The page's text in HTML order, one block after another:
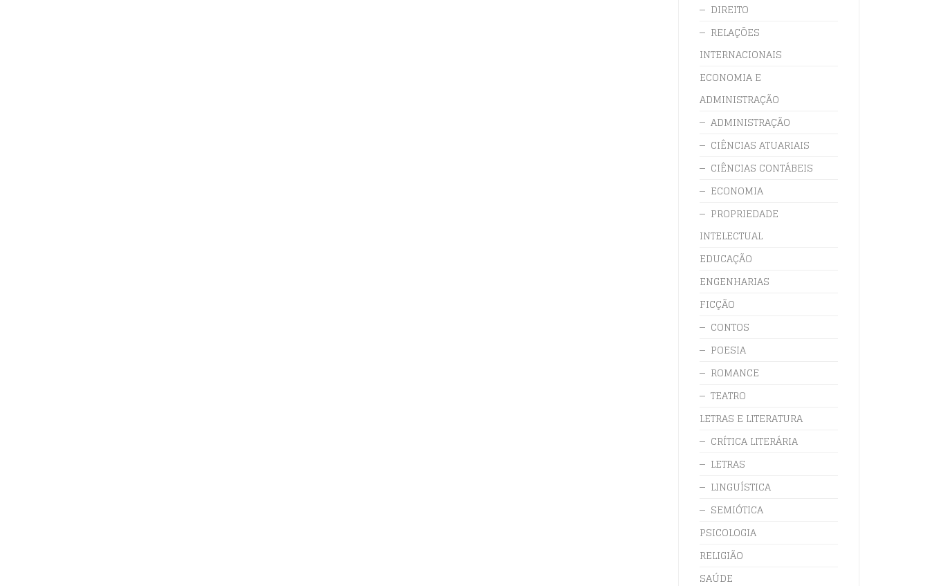
DIREITO
RELAÇÕES
INTERNACIONAIS
ECONOMIA E
ADMINISTRAÇÃO
ADMINISTRAÇÃO
CIÊNCIAS ATUARIAIS
CIÊNCIAS CONTÁBEIS
ECONOMIA
PROPRIEDADE
INTELECTUAL
EDUCAÇÃO
ENGENHARIAS
FICÇÃO
CONTOS
POESIA
ROMANCE
TEATRO
LETRAS E LITERATURA
CRÍTICA LITERÁRIA
LETRAS
LINGUÍSTICA
SEMIÓTICA
PSICOLOGIA
RELIGIÃO
SAÚDE